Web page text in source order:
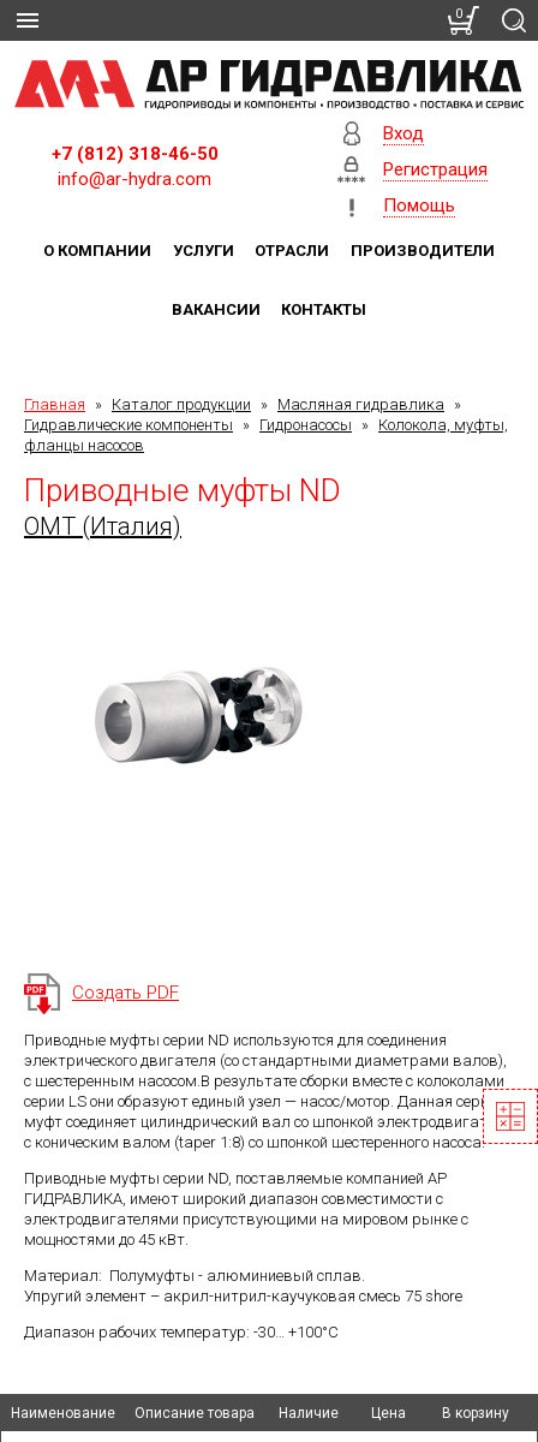
+7 (812) 318-46-50
info@ar-hydra.com
Вход
Регистрация
Помощь
О КОМПАНИИ УСЛУГИ ОТРАСЛИ ПРОИЗВОДИТЕЛИ
ВАКАНСИИ КОНТАКТЫ
Главная » Каталог продукции » Масляная гидравлика
»
Гидравлические компоненты
» Гидронасосы » Колокола, муфты,
фланцы насосов
Приводные муфты ND
OMT (Италия)
Создать PDF
Приводные муфты серии ND используются для соединения
электрического двигателя (со стандартными диаметрами валов),
с шестеренным насосом.В результате сборки вместе с колоколами
серии LS они образуют единый узел — насос/мотор. Данная серия
муфт соединяет цилиндрический вал со шпонкой электродвигателя
с коническим валом (taper 1:8) со шпонкой шестеренного насоса.
Приводные муфты серии ND, поставляемые компанией АР
ГИДРАВЛИКА, имеют широкий диапазон совместимости с
электродвигателями присутствующими на мировом рынке с
мощностями до 45 кВт.
Материал: Полумуфты - алюминиевый сплав.
Упругий элемент – акрил-нитрил-каучуковая смесь 75 shore
Диапазон рабочих температур: -30… +100°С
Наименование Описание товара Наличие Цена В корзину
Наименование
Наименование
Наименование Описание товара Наличие Цена В корзину
0